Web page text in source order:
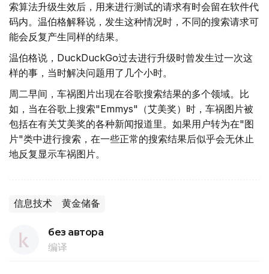
索算法升级生效后，用来进行测试的请求有时会留在软件代
码内。温伯格解释说，发生这种情况时，不同的搜索请求可
能会反复产生同样的结果。
温伯格说，DuckDuckGo过去进行升级时曾发生过一次这
样的事，当时解决问题用了几个小时。
周二早间，车祸图片出现在谷歌搜索结果的多个领域。比
如，当在谷歌上搜索"Emmys"（艾美奖）时，车祸图片被
包括在有关艾美奖的各种新闻报道里。如果用户转为在"图
片"类中进行搜索，在一些正常的搜索结果后似乎会无休止
地反复显示车祸图片。
信息技术 黄金储备
без автора
编译